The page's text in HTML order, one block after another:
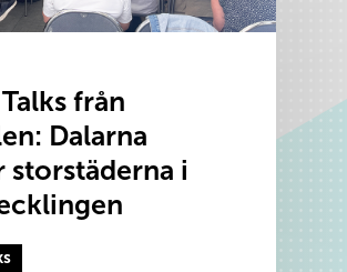
från
Dalarna
storstäderna i